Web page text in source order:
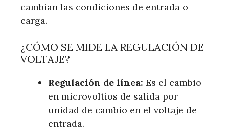
cambian las condiciones de entrada o
carga.
¿CÓMO SE MIDE LA REGULACIÓN DE
VOLTAJE?
Regulación de línea: Es el cambio
en microvoltios de salida por
unidad de cambio en el voltaje de
entrada.